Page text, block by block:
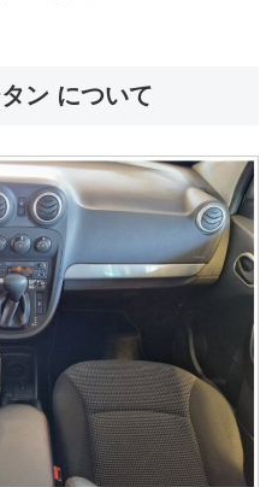
ン について